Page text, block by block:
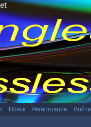
Поиск Регистрация Войти